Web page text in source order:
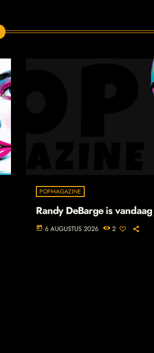
POPMAGAZINE
Randy DeBarge is
today 6 AUGUSTUS 2026 2